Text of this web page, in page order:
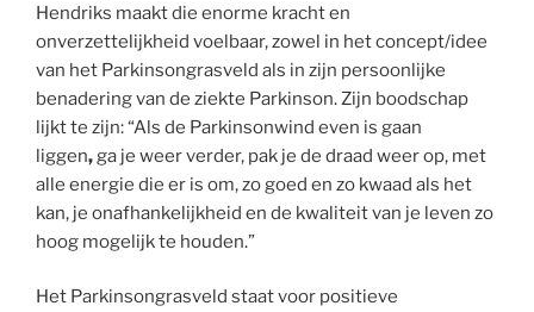
Hendriks maakt die enorme kracht en
onverzettelijkheid voelbaar, zowel in het concept/idee
van het Parkinsongrasveld als in zijn persoonlijke
benadering van de ziekte Parkinson. Zijn boodschap
lijkt te zijn: “Als de Parkinsonwind even is gaan
liggen, ga je weer verder, pak je de draad weer op, met
alle energie die er is om, zo goed en zo kwaad als het
kan, je onafhankelijkheid en de kwaliteit van je leven zo
hoog mogelijk te houden.”
Het Parkinsongrasveld staat voor positieve